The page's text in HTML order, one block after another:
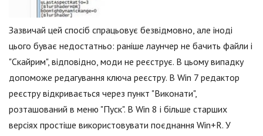
Зазвичай цей спосіб спрацьовує безвідмовно, але іноді
цього буває недостатньо: раніше лаунчер не бачить файли і
"Скайрим", відповідно, моди не реєструє. В цьому випадку
допоможе редагування ключа реєстру. В Win 7 редактор
реєстру відкривається через пункт "Виконати",
розташований в меню "Пуск". В Win 8 і більше старших
версіях простіше використовувати поєднання Win+R. У